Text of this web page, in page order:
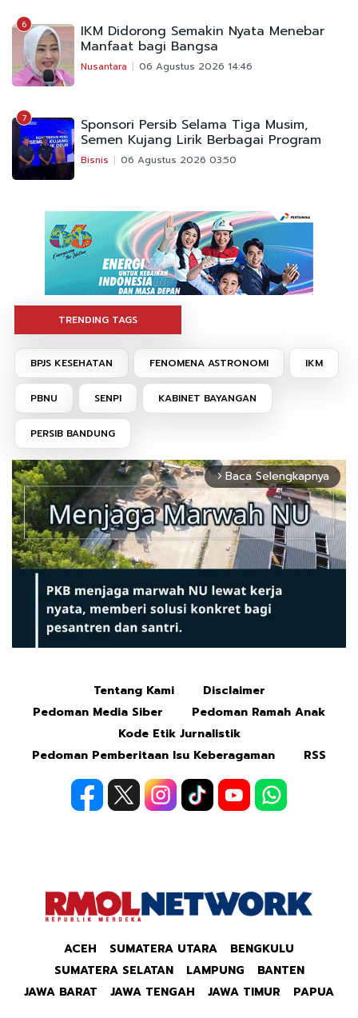
6 IKM Didorong Semakin Nyata Menebar
Manfaat bagi Bangsa
Nusantara 06 Agustus 2026 14:46
7 Sponsori Persib Selama Tiga Musim,
Semen Kujang Lirik Berbagai Program
Bisnis 06 Agustus 2026 03:50
TRENDING TAGS
BPJS KESEHATAN FENOMENA ASTRONOMI IKM
PBNU SENPI KABINET BAYANGAN
PERSIB BANDUNG
arrow_forward_ios Baca Selengkapnya
Tentang Kami
Disclaimer
Pedoman Media Siber
Pedoman Ramah Anak
Kode Etik Jurnalistik
Pedoman Pemberitaan Isu Keberagaman
RSS
ACEH SUMATERA UTARA
BENGKULU
SUMATERA SELATAN
LAMPUNG
BANTEN
JAWA BARAT
JAWA TENGAH JAWA TIMUR PAPUA